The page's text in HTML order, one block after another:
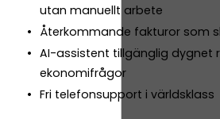
utan manuellt arbete
Återkommande fakturor som
AI-assistent tillgänglig dygnet
ekonomifrågor
Fri telefonsupport i världsklass